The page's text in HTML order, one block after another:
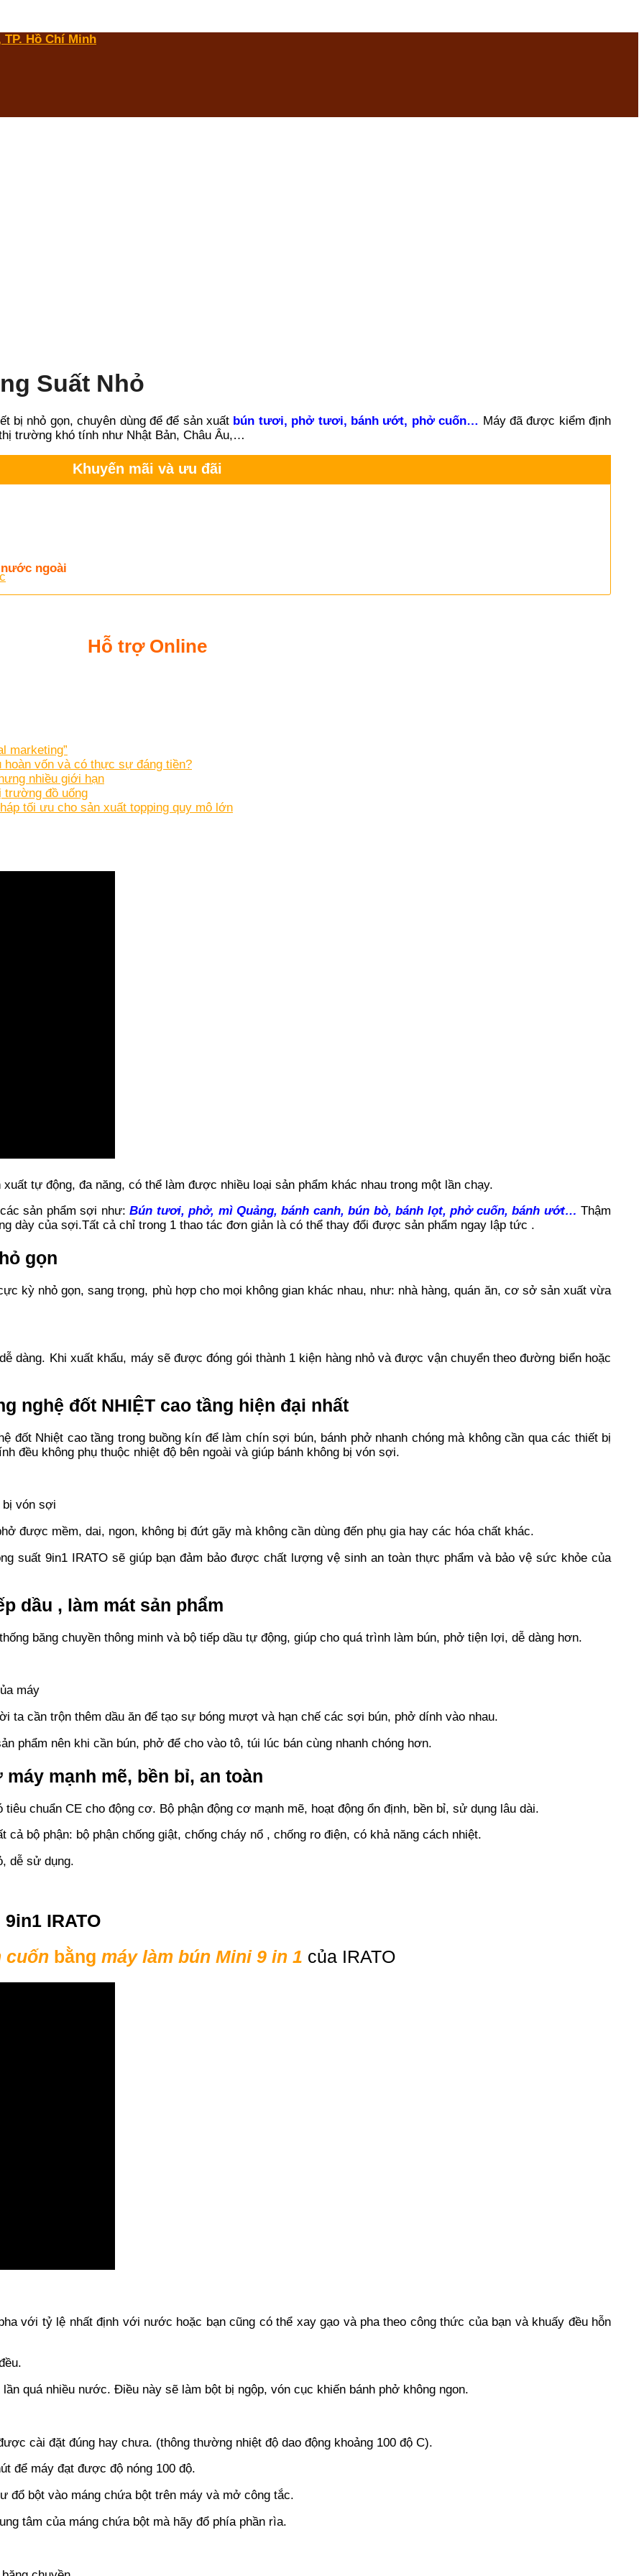
Hồ Chí Minh
Suất Nhỏ
bị nhỏ gọn, chuyên dùng để để sản xuất bún tươi, phở tươi, bánh ướt, phở cuốn… Máy đã được kiểm định
trường khó tính như Nhật Bản, Châu Âu,…
Khuyến mãi và ưu đãi
ngoài
Hỗ trợ Online
marketing”
vốn và có thực sự đáng tiền?
nhiều giới hạn
trường đồ uống
tối ưu cho sản xuất topping quy mô lớn
xuất tự động, đa năng, có thể làm được nhiều loại sản phẩm khác nhau trong một lần chạy.
sản phẩm sợi như: Bún tươi, phở, mì Quảng, bánh canh, bún bò, bánh lọt, phở cuốn, bánh ướt… Thậm
dày của sợi.Tất cả chỉ trong 1 thao tác đơn giản là có thể thay đổi được sản phẩm ngay lập tức .
gọn
kỳ nhỏ gọn, sang trọng, phù hợp cho mọi không gian khác nhau, như: nhà hàng, quán ăn, cơ sở sản xuất vừa
dàng. Khi xuất khẩu, máy sẽ được đóng gói thành 1 kiện hàng nhỏ và được vận chuyển theo đường biển hoặc
nghệ đốt NHIỆT cao tầng hiện đại nhất
đốt Nhiệt cao tầng trong buồng kín để làm chín sợi bún, bánh phở nhanh chóng mà không cần qua các thiết bị
đều không phụ thuộc nhiệt độ bên ngoài và giúp bánh không bị vón sợi.
bị vón sợi
được mềm, dai, ngon, không bị đứt gãy mà không cần dùng đến phụ gia hay các hóa chất khác.
suất 9in1 IRATO sẽ giúp bạn đảm bảo được chất lượng vệ sinh an toàn thực phẩm và bảo vệ sức khỏe của
dầu , làm mát sản phẩm
băng chuyền thông minh và bộ tiếp dầu tự động, giúp cho quá trình làm bún, phở tiện lợi, dễ dàng hơn.
máy
ta cần trộn thêm dầu ăn để tạo sự bóng mượt và hạn chế các sợi bún, phở dính vào nhau.
phẩm nên khi cần bún, phở để cho vào tô, túi lúc bán cùng nhanh chóng hơn.
mạnh mẽ, bền bỉ, an toàn
chuẩn CE cho động cơ. Bộ phận động cơ mạnh mẽ, hoạt động ổn định, bền bỉ, sử dụng lâu dài.
cả bộ phận: bộ phận chống giật, chống cháy nổ , chống ro điện, có khả năng cách nhiệt.
dễ sử dụng.
IRATO
cuốn bằng máy làm bún Mini 9 in 1 của IRATO
với tỷ lệ nhất định với nước hoặc bạn cũng có thể xay gạo và pha theo công thức của bạn và khuấy đều hỗn
quá nhiều nước. Điều này sẽ làm bột bị ngộp, vón cục khiến bánh phở không ngon.
cài đặt đúng hay chưa. (thông thường nhiệt độ dao động khoảng 100 độ C).
để máy đạt được độ nóng 100 độ.
đổ bột vào máng chứa bột trên máy và mở công tắc.
tâm của máng chứa bột mà hãy đổ phía phần rìa.